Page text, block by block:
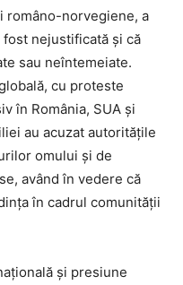
româno-norvegiene, a
nejustificată și că
sau neîntemeiate.
cu proteste
în România, SUA și
au acuzat autoritățile
omului și de
având în vedere că
în cadrul comunității
și presiune